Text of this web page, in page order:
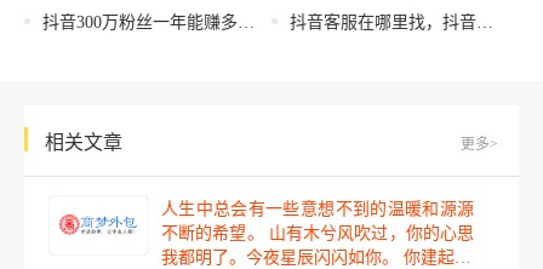
抖音300万粉丝一年能赚多少钱，300万粉丝抖音赚钱？
抖音客服在哪里找，抖音客服在哪里找出来
相关文章 更多>
人生中总会有一些意想不到的温暖和源源
不断的希望。 山有木兮风吹过，你的心思
我都明了。今夜星辰闪闪如你。 你建起…